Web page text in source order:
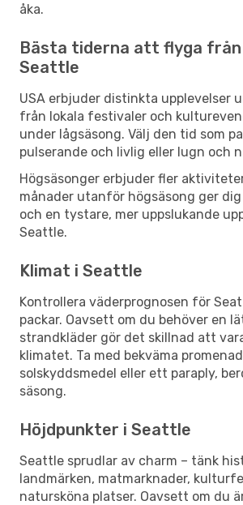
åka.
Bästa tiderna att flyga
Seattle
USA erbjuder distinkta upplevelser
från lokala festivaler och
under lågsäsong. Välj den tid som
pulserande och livlig eller lugn och
Högsäsonger erbjuder fler
månader utanför högsäsong ger
och en tystare, mer uppslukande
Seattle.
Klimat i Seattle
Kontrollera väderprognosen för
packar. Oavsett om du behöver en
strandkläder gör det skillnad att
klimatet. Ta med bekväma
solskyddsmedel eller ett paraply,
säsong.
Höjdpunkter i Seattle
Seattle sprudlar av charm – tänk
landmärken, matmarknader,
natursköna platser. Oavsett om du